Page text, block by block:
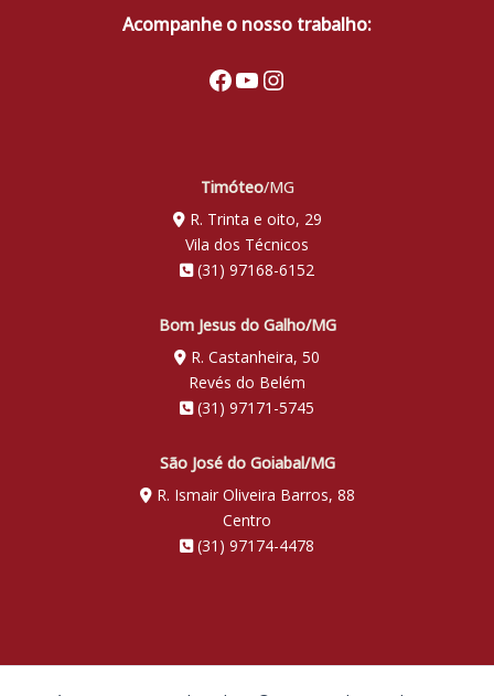
Acompanhe o nosso trabalho:
Facebook
Youtube
Instagram
Timóteo/MG
R. Trinta e oito, 29
Vila dos Técnicos
(31) 97168-6152
Bom Jesus do Galho/MG
R. Castanheira, 50
Revés do Belém
(31) 97171-5745
São José do Goiabal/MG
R. Ismair Oliveira Barros, 88
Centro
(31) 97174-4478